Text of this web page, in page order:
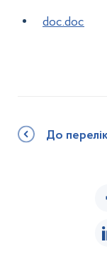
doc.doc
До